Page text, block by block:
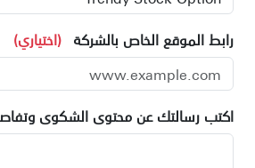
رابط الموقع الخاص بالشركة (اختياري)
اكتب رسالتك عن محتوى الشكوى